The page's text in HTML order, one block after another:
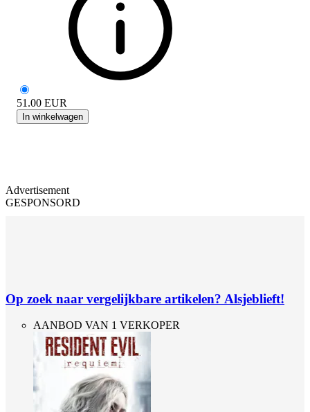
51.00 EUR
In winkelwagen
Advertisement
GESPONSORD
Op zoek naar vergelijkbare artikelen? Alsjeblieft!
AANBOD VAN 1 VERKOPER